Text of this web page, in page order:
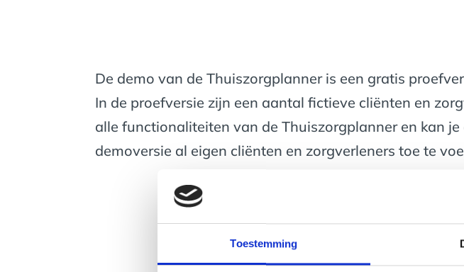
Toestemming
De demo van de Thuiszorgplanner is een gratis
In de proefversie zijn een aantal fictieve cliënten en
alle functionaliteiten van de Thuiszorgplanner en kan
demoversie al eigen cliënten en zorgverleners toe te